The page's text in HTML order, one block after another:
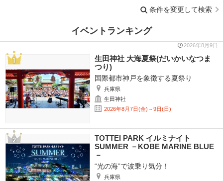
条件を変更して検索
イベントランキング
2026年8月9日
生田神社 大海夏祭(だいかいなつま
つり)
国際都市神戸を象徴する夏祭り
兵庫県
生田神社
2026年8月7日(金)～9日(日)
TOTTEI PARK イルミナイト
SUMMER －KOBE MARINE BLUE
－
“光の海”で波乗り気分！
兵庫県